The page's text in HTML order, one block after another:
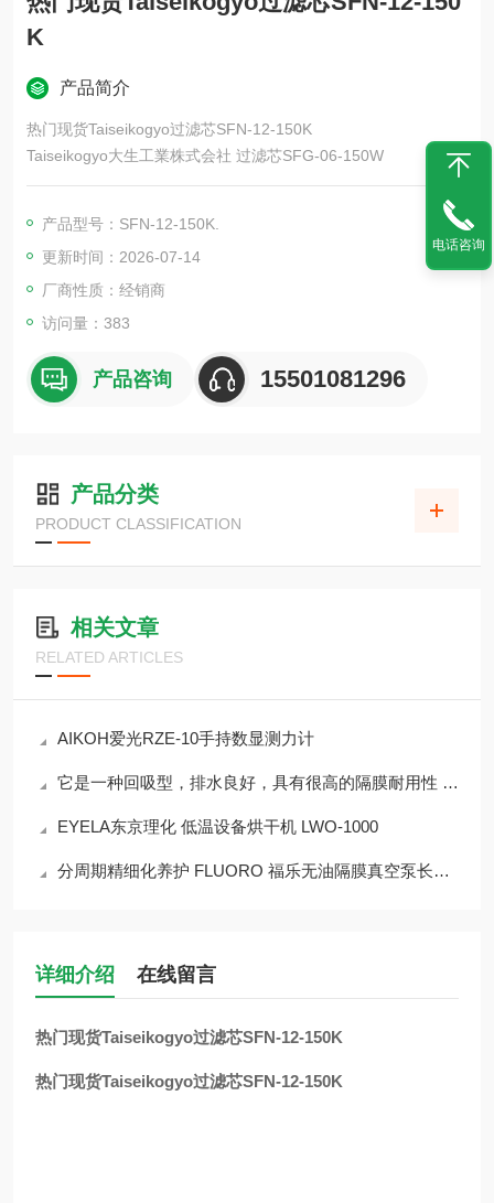
K
产品简介
热门现货Taiseikogyo过滤芯SFN-12-150K
Taiseikogyo大生工業株式会社 过滤芯SFG-06-150W
产品型号：SFN-12-150K.
更新时间：2026-07-14
厂商性质：经销商
访问量：383
产品咨询 15501081296
产品分类
PRODUCT CLASSIFICATION
相关文章
RELATED ARTICLES
AIKOH爱光RZE-10手持数显测力计
它是一种回吸型，排水良好，具有很高的隔膜耐用性 BP-105D-X-SUS
EYELA东京理化 低温设备烘干机 LWO-1000
分周期精细化养护 FLUORO 福乐无油隔膜真空泵长效运行维保干货
详细介绍 在线留言
热门现货Taiseikogyo过滤芯SFN-12-150K
热门现货Taiseikogyo过滤芯SFN-12-150K
电话咨询